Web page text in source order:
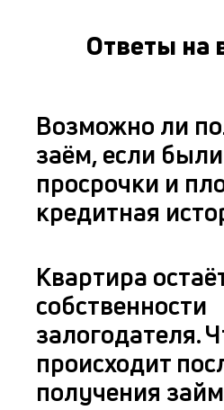
Ответы на
Возможно ли
заём, если были
просрочки и
кредитная
Квартира
собственности
залогодателя.
происходит
получения